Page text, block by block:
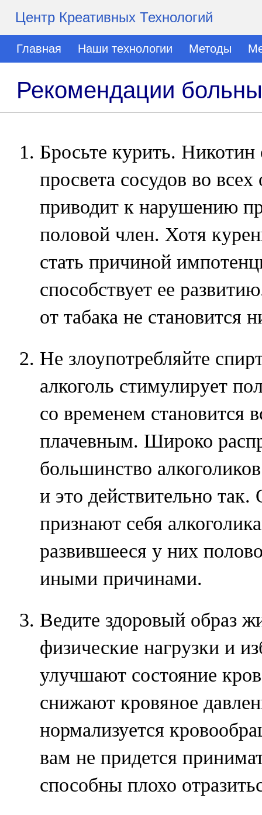
Центр Креативных Технологий
Главная Наши технологии Методы
Рекомендации
Бросьте курить.
просвета сосудов во
приводит к нарушению
половой член. Хотя
стать причиной
способствует ее
от табака не становится
Не злоупотребляйте
алкоголь стимулирует
со временем становится
плачевным. Широко
большинство
и это действительно
признают себя
развившееся у них
иными причинами.
Ведите здоровый образ
физические нагрузки и
улучшают состояние
снижают кровяное
нормализуется
вам не придется
способны плохо